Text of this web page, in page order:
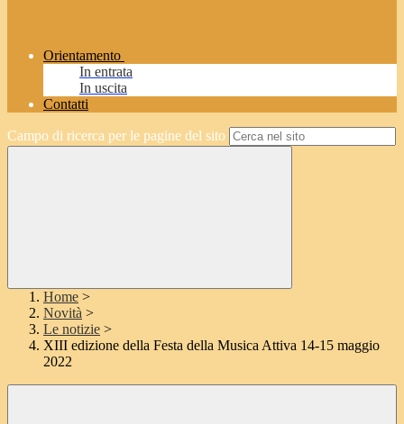
Orientamento
In entrata
In uscita
Contatti
Campo di ricerca per le pagine del sito
Home >
Novità >
Le notizie >
XIII edizione della Festa della Musica Attiva 14-15 maggio
2022